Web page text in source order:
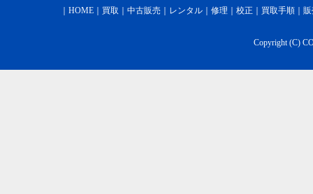
HOME 買取 中古販売 レンタル 修理 校正 買取手順
Copyright (C)